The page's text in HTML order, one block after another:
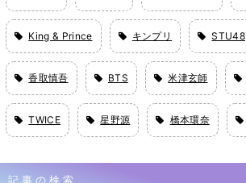
King & Prince キンプリ STU48
香取慎吾 BTS 米津玄師
TWICE 星野源 橋本環奈
記事の検索